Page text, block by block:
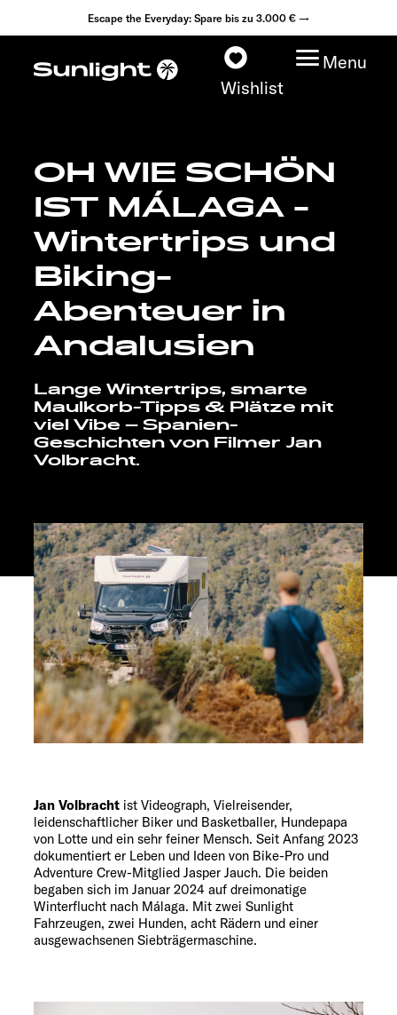
Escape the Everyday: Spare bis zu 3.000 € →
Wishlist
Menu
Modelle
Konfigurator
Fahrzeugfinder
Fahrzeugbörse
Explore
Service
OH WIE SCHÖN
IST MÁLAGA -
Wintertrips und
Biking-
Abenteuer in
Andalusien
Lange Wintertrips, smarte
Maulkorb-Tipps & Plätze mit
viel Vibe – Spanien-
Geschichten von Filmer Jan
Volbracht.
Jan Volbracht ist Videograph, Vielreisender,
leidenschaftlicher Biker und Basketballer, Hundepapa
von Lotte und ein sehr feiner Mensch. Seit Anfang 2023
dokumentiert er Leben und Ideen von Bike-Pro und
Adventure Crew-Mitglied Jasper Jauch. Die beiden
begaben sich im Januar 2024 auf dreimonatige
Winterflucht nach Málaga. Mit zwei Sunlight
Fahrzeugen, zwei Hunden, acht Rädern und einer
ausgewachsenen Siebträgermaschine.